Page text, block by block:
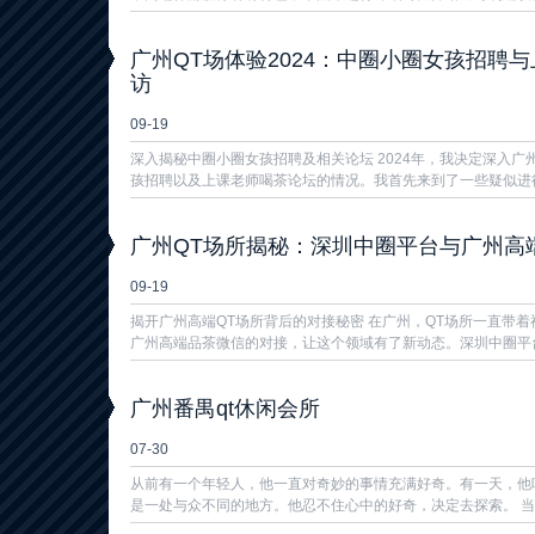
广州QT场体验2024：中圈小圈女孩招聘
访
09-19
深入揭秘中圈小圈女孩招聘及相关论坛 2024年，我决定深入广
孩招聘以及上课老师喝茶论坛的情况。我首先来到了一些疑似进
广州QT场所揭秘：深圳中圈平台与广州高
09-19
揭开广州高端QT场所背后的对接秘密 在广州，QT场所一直带
广州高端品茶微信的对接，让这个领域有了新动态。深圳中圈
广州番禺qt休闲会所
07-30
从前有一个年轻人，他一直对奇妙的事情充满好奇。有一天，
是一处与众不同的地方。他忍不住心中的好奇，决定去探索。